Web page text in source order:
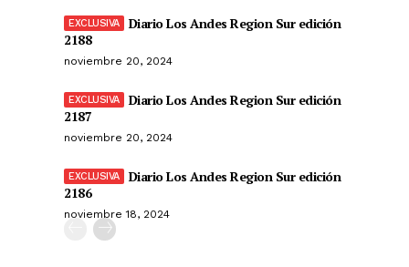
Diario Los Andes Region Sur edición
2188
noviembre 20, 2024
Diario Los Andes Region Sur edición
2187
noviembre 20, 2024
Diario Los Andes Region Sur edición
2186
noviembre 18, 2024